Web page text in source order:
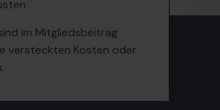
im Mitgliedsbeitrag
versteckten Kosten oder